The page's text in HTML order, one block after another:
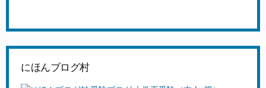
にほんブログ村